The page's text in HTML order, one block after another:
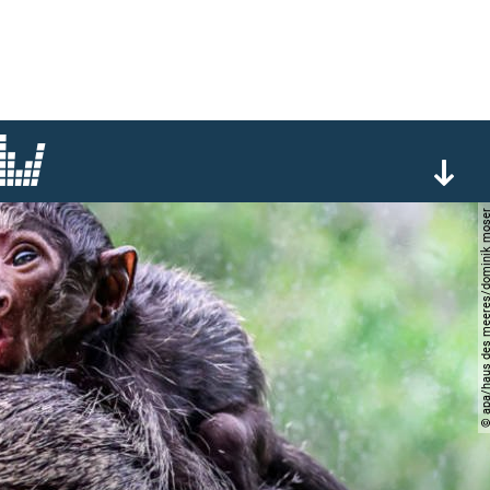
© apa/haus des